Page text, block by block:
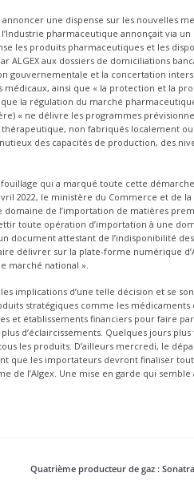
une dispense sur les nouvelles
pharmaceutique annonçait via
les produits pharmaceutiques et les
aux dossiers de domiciliations
gouvernementale et la concertation
ainsi que « la protection et la
la régulation du marché
« ne délivre les programmes
non fabriqués localement
des capacités de production, des
qui a marqué toute cette
2022, le ministère du Commerce et de
de l’importation de matières
toute opération d’importation à une
document attestant de l’indisponibilité
délivrer sur la plate-forme numérique
marché national ».
implications d’une telle décision et se
stratégiques comme les médicaments
et établissements financiers pour faire
d’éclaircissements. Quelques jours plus
les produits. D’ailleurs mercredi, le
que les importateurs devront finaliser
de l’Algex. Une mise en garde qui
Quatrième producteur de gaz :